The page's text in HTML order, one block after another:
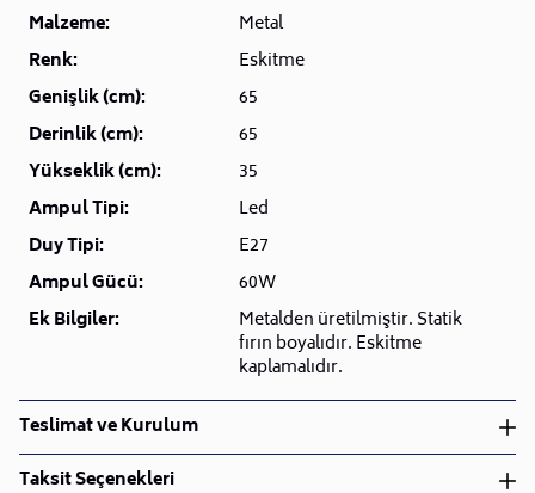
Malzeme:
Metal
Renk:
Eskitme
Genişlik (cm):
65
Derinlik (cm):
65
Yükseklik (cm):
35
Ampul Tipi:
Led
Duy Tipi:
E27
Ampul Gücü:
60W
Ek Bilgiler:
Metalden üretilmiştir. Statik
fırın boyalıdır. Eskitme
kaplamalıdır.
Teslimat ve Kurulum
Teslimat ve Kurulum
Taksit Seçenekleri